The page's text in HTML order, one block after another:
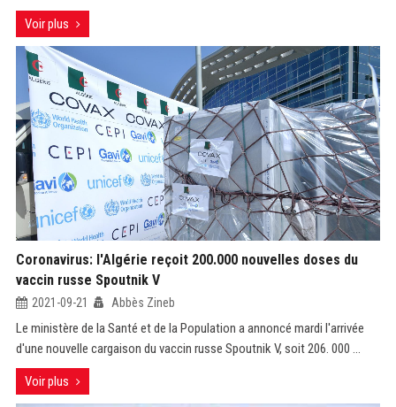
Voir plus
Coronavirus: l'Algérie reçoit 200.000 nouvelles doses du
vaccin russe Spoutnik V
2021-09-21 Abbès Zineb
Le ministère de la Santé et de la Population a annoncé mardi l'arrivée
d'une nouvelle cargaison du vaccin russe Spoutnik V, soit 206. 000 ...
Voir plus